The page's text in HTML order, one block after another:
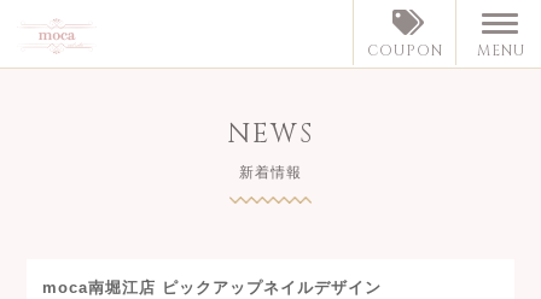
COUPON MENU
NEWS
新着情報
moca南堀江店 ピックアップネイルデザイン